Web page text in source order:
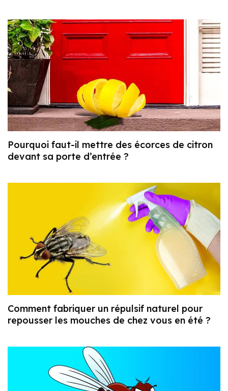
Pourquoi faut-il mettre des écorces de citron
devant sa porte d’entrée ?
Comment fabriquer un répulsif naturel pour
repousser les mouches de chez vous en été ?